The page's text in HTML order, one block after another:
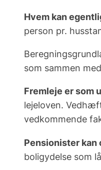
Hvem kan
person pr.
som sammen
Fremleje er som
lejeloven.
vedkommende
Pensionister kan
boligydelse som